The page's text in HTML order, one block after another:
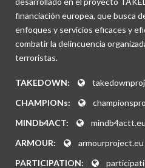
financiación europea, que busca
enfoques y servicios eficaces y
combatir la delincuencia
terroristas.
TAKEDOWN:
CHAMPIONs:
MINDb4ACT:
mindb4actt.eu
ARMOUR:
armourproject.eu
PARTICIPATION: